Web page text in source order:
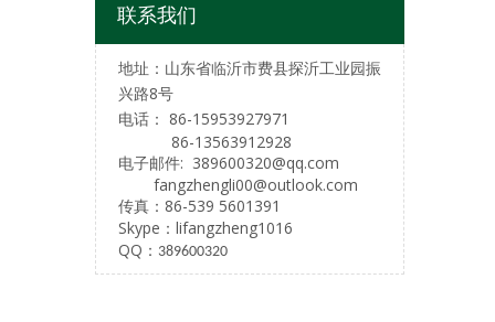
联系我们
地址：山东省临沂市费县探沂工业园振
兴路8号
电话： 86-15953927971
86-13563912928
电子邮件: 389600320@qq.com
fangzhengli00@outlook.com
传真：86-539 5601391
Skype： lifangzheng1016
QQ： 389600320